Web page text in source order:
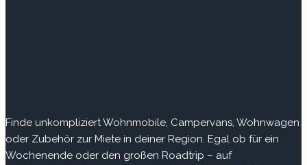
Finde unkompliziert Wohnmobile, Campervans, Wohnwagen
oder Zubehör zur Miete in deiner Region. Egal ob für ein
Wochenende oder den großen Roadtrip – auf